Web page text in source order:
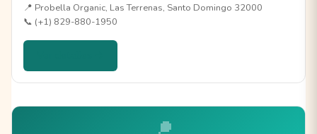
📍 Probella Organic, Las Terrenas, Santo Domingo 32000
📞 (+1) 829-880-1950